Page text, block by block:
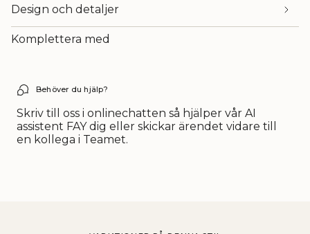
quantity
}}",
"minimum_of"=>"Minimum
av
}}",
"maximum_of"=>"Maximum
av
{{
quantity
}}"}
Design och detaljer
Komplettera med
Behöver du hjälp?
Skriv till oss i onlinechatten så hjälper vår AI
assistent FAY dig eller skickar ärendet vidare till
en kollega i Teamet.